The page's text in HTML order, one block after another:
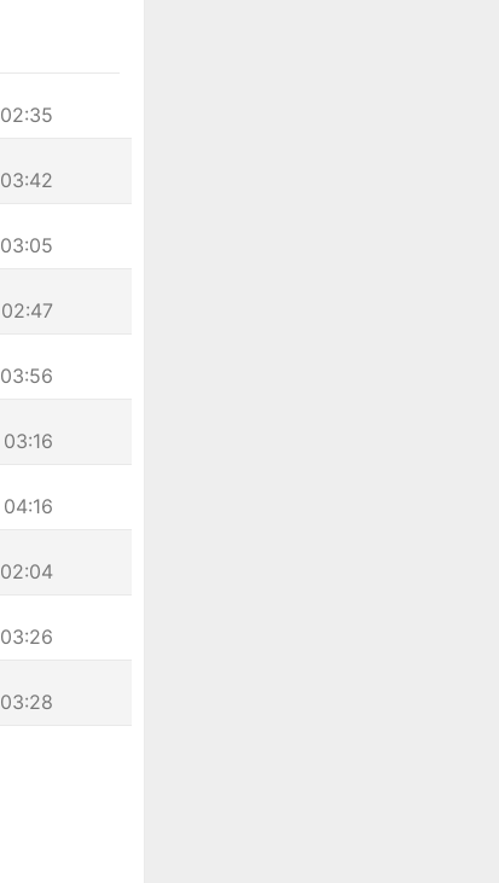
02:35
03:42
03:05
02:47
03:56
03:16
04:16
02:04
03:26
03:28